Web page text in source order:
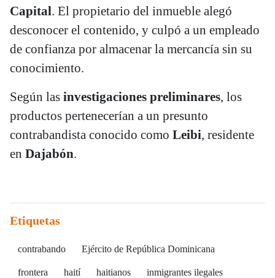
Capital. El propietario del inmueble alegó
desconocer el contenido, y culpó a un empleado
de confianza por almacenar la mercancía sin su
conocimiento.
Según las investigaciones preliminares, los
productos pertenecerían a un presunto
contrabandista conocido como Leibi, residente
en Dajabón.
Etiquetas
contrabando Ejército de República Dominicana
frontera haití haitianos inmigrantes ilegales